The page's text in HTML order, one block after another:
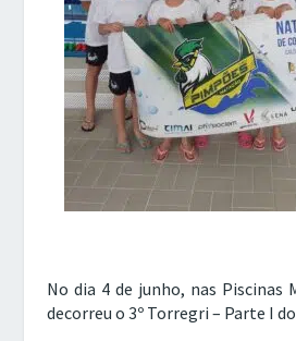
No dia 4 de junho, nas Piscinas
decorreu o 3º Torregri – Parte I